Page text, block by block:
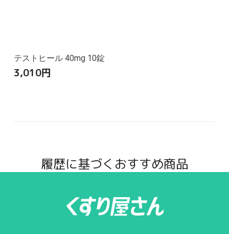
テストヒール 40mg 10錠
3,010円
履歴に基づくおすすめ商品